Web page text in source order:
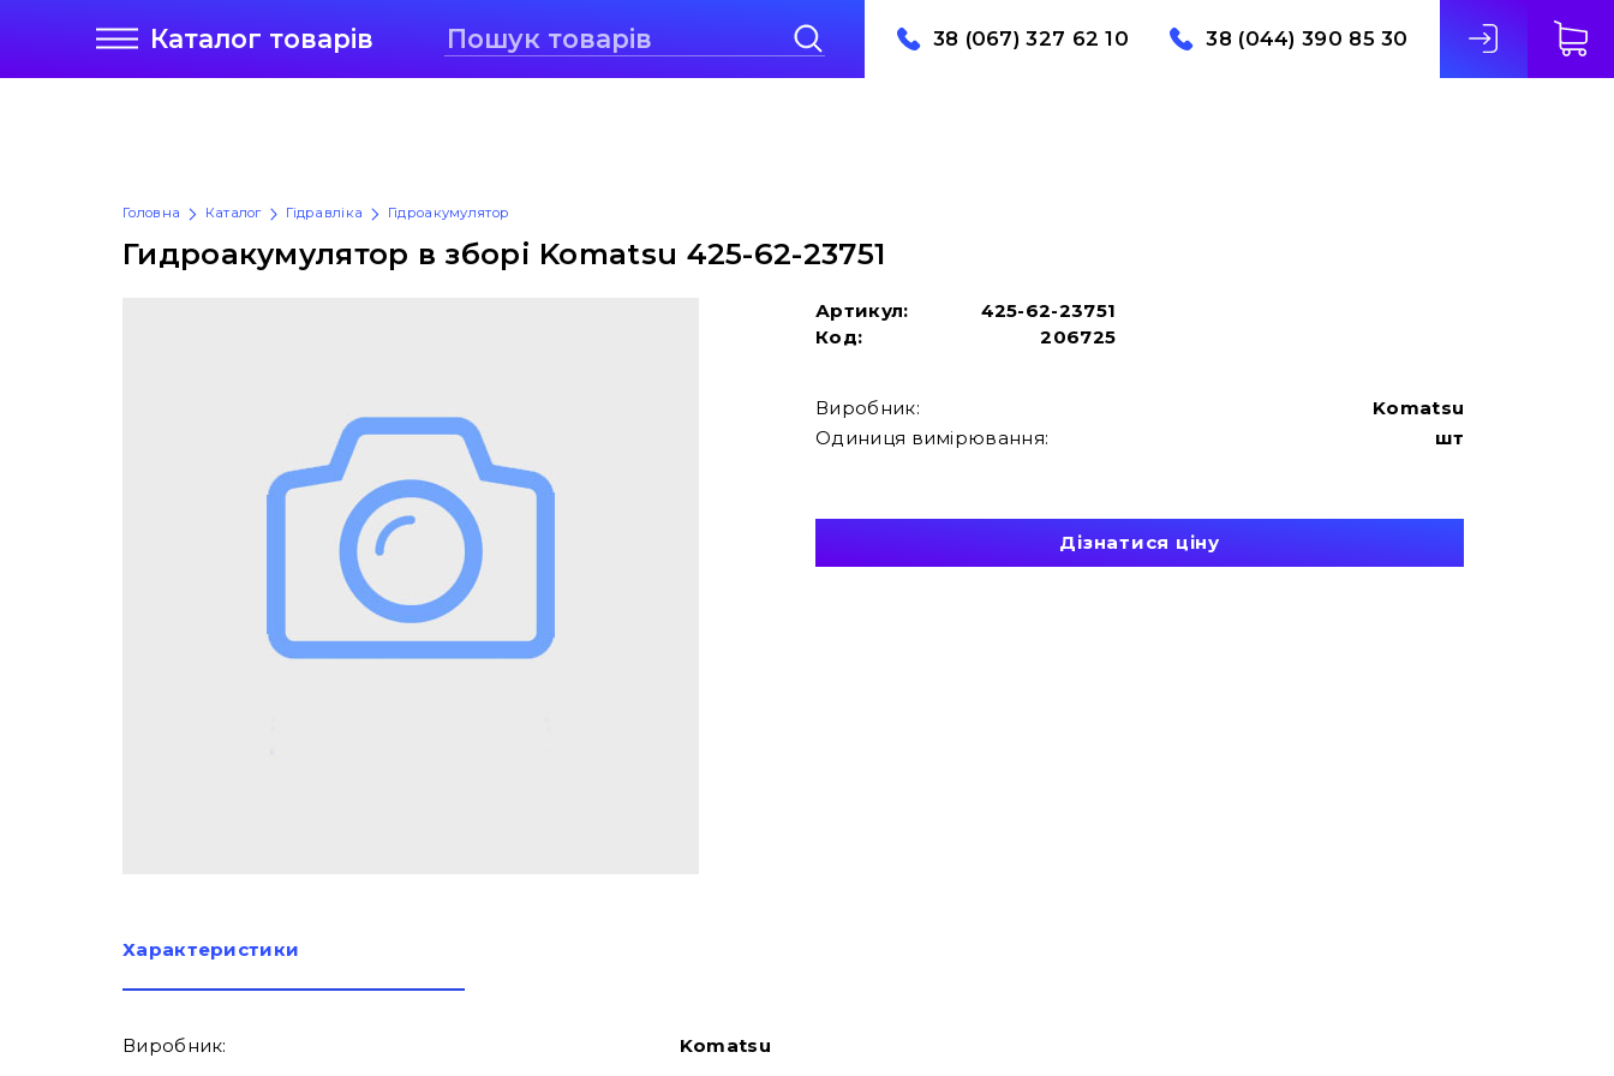
Каталог товарів 38 (067) 327 62 10 38 (044) 390 85 30
Головна Каталог Гідравліка Гідроакумулятор
Гидроакумулятор в зборі Komatsu 425-62-23751
Артикул:
425-62-23751
Код:
206725
Виробник:
Komatsu
Одиниця вимірювання:
шт
Дізнатися ціну
Характеристики
Виробник: Komatsu